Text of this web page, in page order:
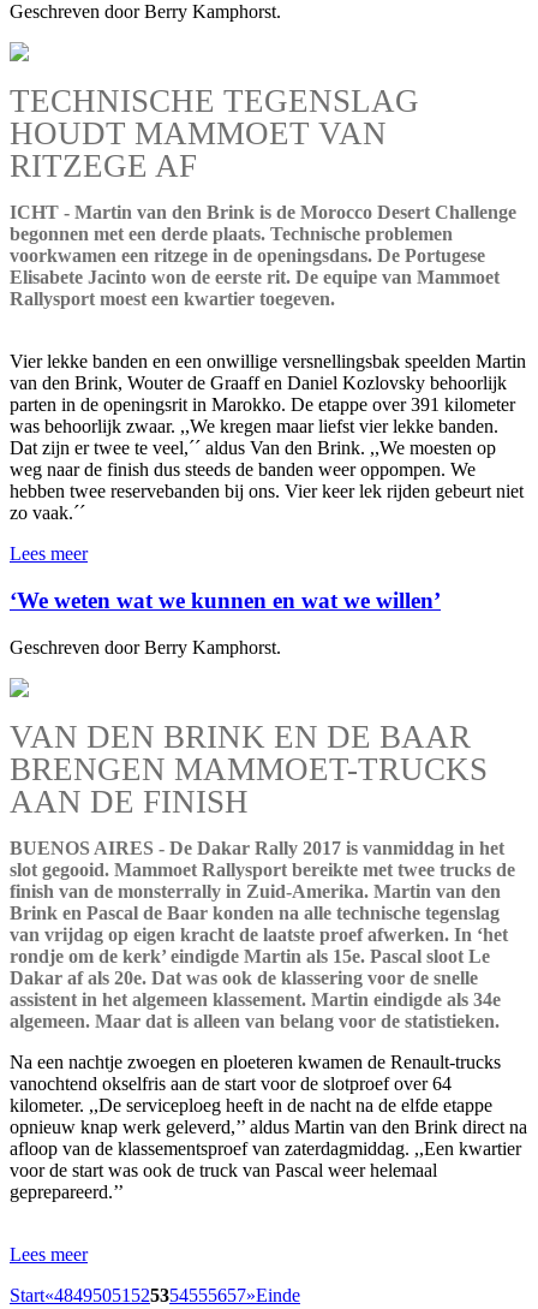
Geschreven door Berry Kamphorst.
TECHNISCHE TEGENSLAG
HOUDT MAMMOET VAN
RITZEGE AF
ICHT - Martin van den Brink is de Morocco Desert Challenge
begonnen met een derde plaats. Technische problemen
voorkwamen een ritzege in de openingsdans. De Portugese
Elisabete Jacinto won de eerste rit. De equipe van Mammoet
Rallysport moest een kwartier toegeven.
Vier lekke banden en een onwillige versnellingsbak speelden Martin
van den Brink, Wouter de Graaff en Daniel Kozlovsky behoorlijk
parten in de openingsrit in Marokko. De etappe over 391 kilometer
was behoorlijk zwaar. ,,We kregen maar liefst vier lekke banden.
Dat zijn er twee te veel,´´ aldus Van den Brink. ,,We moesten op
weg naar de finish dus steeds de banden weer oppompen. We
hebben twee reservebanden bij ons. Vier keer lek rijden gebeurt niet
zo vaak.´´
Lees meer
‘We weten wat we kunnen en wat we willen’
Geschreven door Berry Kamphorst.
VAN DEN BRINK EN DE BAAR
BRENGEN MAMMOET-TRUCKS
AAN DE FINISH
BUENOS AIRES - De Dakar Rally 2017 is vanmiddag in het
slot gegooid. Mammoet Rallysport bereikte met twee trucks de
finish van de monsterrally in Zuid-Amerika. Martin van den
Brink en Pascal de Baar konden na alle technische tegenslag
van vrijdag op eigen kracht de laatste proef afwerken. In ‘het
rondje om de kerk’ eindigde Martin als 15e. Pascal sloot Le
Dakar af als 20e. Dat was ook de klassering voor de snelle
assistent in het algemeen klassement. Martin eindigde als 34e
algemeen. Maar dat is alleen van belang voor de statistieken.
Na een nachtje zwoegen en ploeteren kwamen de Renault-trucks
vanochtend okselfris aan de start voor de slotproef over 64
kilometer. ,,De serviceploeg heeft in de nacht na de elfde etappe
opnieuw knap werk geleverd,’’ aldus Martin van den Brink direct na
afloop van de klassementsproef van zaterdagmiddag. ,,Een kwartier
voor de start was ook de truck van Pascal weer helemaal
geprepareerd.’’
Lees meer
Start«48495051 525354555657»Einde